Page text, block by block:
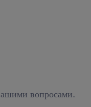
вопросами.